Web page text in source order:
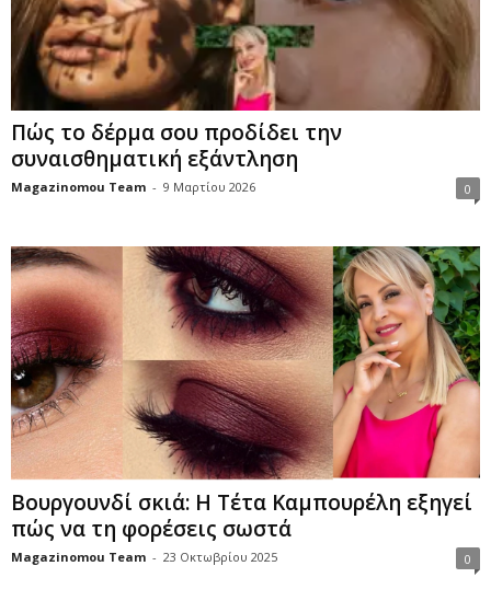
Πώς το δέρμα σου προδίδει την
συναισθηματική εξάντληση
Magazinomou Team - 9 Μαρτίου 2026 0
Βουργουνδί σκιά: Η Τέτα Καμπουρέλη εξηγεί
πώς να τη φορέσεις σωστά
Magazinomou Team - 23 Οκτωβρίου 2025 0